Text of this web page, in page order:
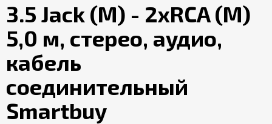
и
оплата
Контакты
Отзывы
3.5 Jack (M) - 2xRCA (M)
5,0 м, стерео, аудио,
кабель
соединительный
Smartbuy